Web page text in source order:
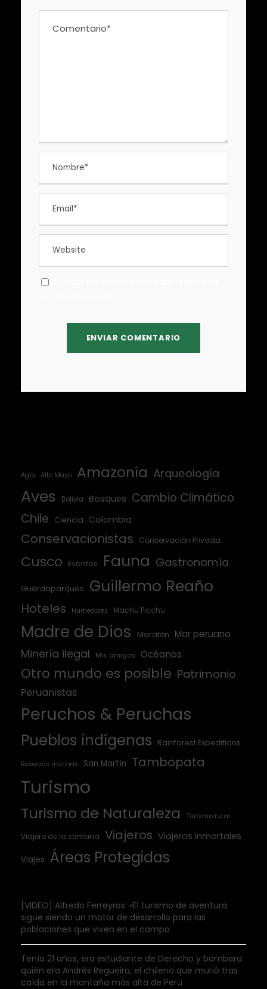
Agro Alto Mayo Amazonía Arqueología
Aves Bolivia Bosques Cambio Climático
Chile
Ciencia Colombia
Conservacionistas Conservación Privada
Cusco Eventos Fauna Gastronomía
Guardaparques Guillermo Reaño
Hoteles Humedales Machu Picchu
Madre de Dios Maratón Mar peruano
Minería ilegal Mis amigos Océanos
Otro mundo es posible Patrimonio
Peruanistas
Peruchos & Peruchas
Pueblos indígenas Rainforest Expeditions
Reservas marinas San Martín Tambopata
Turismo
Turismo de Naturaleza Turismo rural
Viajero de la semana Viajeros Viajeros inmortales
Viajes Áreas Protegidas
[VIDEO] Alfredo Ferreyros: «El turismo de aventura
sigue siendo un motor de desarrollo para las
poblaciones que viven en el campo
Tenía 21 años, era estudiante de Derecho y bombero:
quién era Andrés Regueira, el chileno que murió tras
caída en la montaña más alta de Perú